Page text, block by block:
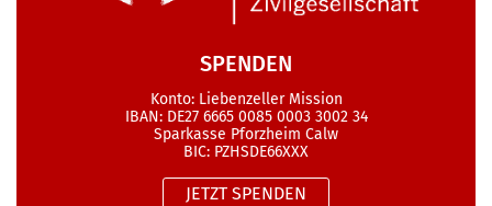
SPENDEN
Konto: Liebenzeller Mission
IBAN: DE27 6665 0085 0003 3002 34
Sparkasse Pforzheim Calw
BIC: PZHSDE66XXX
JETZT SPENDEN